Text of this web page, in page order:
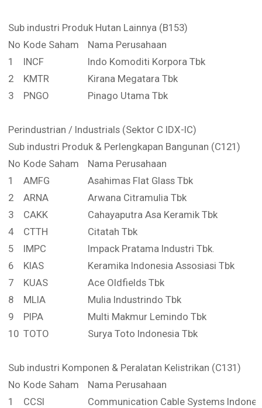
Sub industri Produk Hutan Lainnya (B153)
No Kode Saham
Nama Perusahaan
1
INCF
Indo Komoditi Korpora Tbk
2
KMTR
Kirana Megatara Tbk
3
PNGO Pinago Utama Tbk
Perindustrian / Industrials (Sektor C IDX-IC)
Sub industri Produk & Perlengkapan Bangunan (C121)
No Kode Saham
Nama Perusahaan
1
AMFG
Asahimas Flat Glass Tbk
2
ARNA
Arwana Citramulia Tbk
3
CAKK
Cahayaputra Asa Keramik Tbk
4
CTTH
Citatah Tbk
5
IMPC
Impack Pratama Industri Tbk.
6
KIAS
Keramika Indonesia Assosiasi Tbk
7
KUAS
Ace Oldfields Tbk
8
MLIA
Mulia Industrindo Tbk
9
PIPA
Multi Makmur Lemindo Tbk
10 TOTO Surya Toto Indonesia Tbk
Sub industri Komponen & Peralatan Kelistrikan (C131)
No Kode Saham
Nama Perusahaan
1
CCSI
Communication Cable Systems